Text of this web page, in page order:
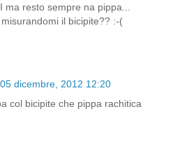
resto sempre na pippa...
il bicipite?? :-(
05 dicembre, 2012 12:20
col bicipite che pippa rachitica